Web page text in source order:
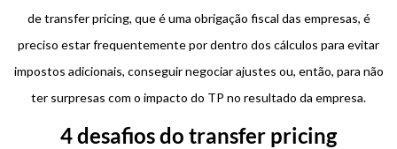
de transfer pricing, que é uma obrigação fiscal das empresas, é
preciso estar frequentemente por dentro dos cálculos para evitar
impostos adicionais, conseguir negociar ajustes ou, então, para não
ter surpresas com o impacto do TP no resultado da empresa.
4 desafios do transfer pricing